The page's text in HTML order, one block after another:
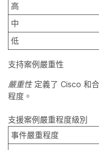
高
中
低
支持案例嚴重性
嚴重性 定義了 Cisco 和
程度。
支援案例嚴重程度級別
事件嚴重程度